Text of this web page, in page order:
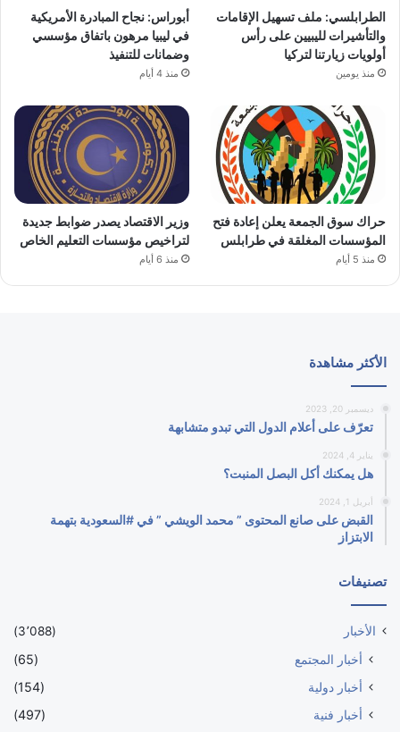
الطرابلسي: ملف تسهيل الإقامات
والتأشيرات لليبيين على رأس
أولويات زيارتنا لتركيا
منذ يومين
أبوراس: نجاح المبادرة الأمريكية
في ليبيا مرهون باتفاق مؤسسي
وضمانات للتنفيذ
منذ 4 أيام
حراك سوق الجمعة يعلن إعادة فتح
المؤسسات المغلقة في طرابلس
منذ 5 أيام
وزير الاقتصاد يصدر ضوابط جديدة
لتراخيص مؤسسات التعليم الخاص
منذ 6 أيام
الأكثر مشاهدة
ديسمبر 20, 2023
تعرّف على أعلام الدول التي تبدو متشابهة
يناير 4, 2024
هل يمكنك أكل البصل المنبت؟
أبريل 1, 2024
القبض على صانع المحتوى ” محمد الويشي ” في #السعودية بتهمة
الابتزاز
تصنيفات
الأخبار (3٬088)
أخبار المجتمع
(65)
أخبار دولية
(154)
أخبار فنية
(497)